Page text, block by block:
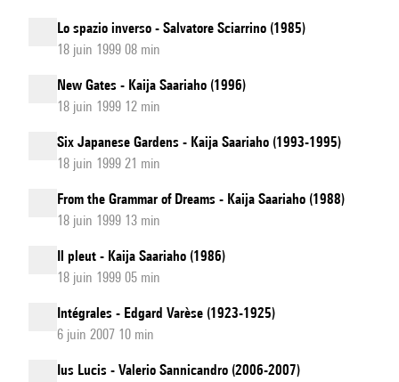
Lo spazio inverso - Salvatore Sciarrino (1985)
18 juin 1999 08 min
New Gates - Kaija Saariaho (1996)
18 juin 1999 12 min
Six Japanese Gardens - Kaija Saariaho (1993-1995)
18 juin 1999 21 min
From the Grammar of Dreams - Kaija Saariaho (1988)
18 juin 1999 13 min
Il pleut - Kaija Saariaho (1986)
18 juin 1999 05 min
Intégrales - Edgard Varèse (1923-1925)
6 juin 2007 10 min
Ius Lucis - Valerio Sannicandro (2006-2007)